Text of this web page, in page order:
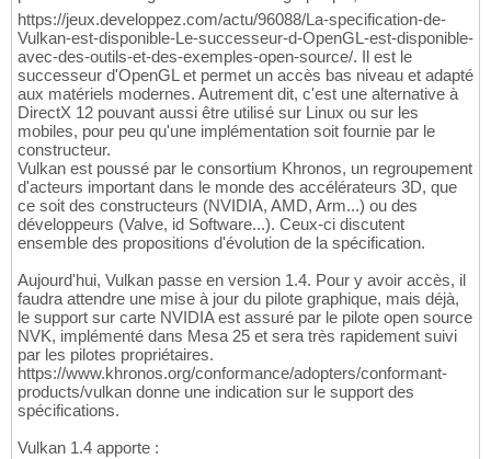
https://jeux.developpez.com/actu/96088/La-specification-de-
Vulkan-est-disponible-Le-successeur-d-OpenGL-est-disponible-
avec-des-outils-et-des-exemples-open-source/. Il est le
successeur d'OpenGL et permet un accès bas niveau et adapté
aux matériels modernes. Autrement dit, c'est une alternative à
DirectX 12 pouvant aussi être utilisé sur Linux ou sur les
mobiles, pour peu qu'une implémentation soit fournie par le
constructeur.
Vulkan est poussé par le consortium Khronos, un regroupement
d'acteurs important dans le monde des accélérateurs 3D, que
ce soit des constructeurs (NVIDIA, AMD, Arm...) ou des
développeurs (Valve, id Software...). Ceux-ci discutent
ensemble des propositions d'évolution de la spécification.
Aujourd'hui, Vulkan passe en version 1.4. Pour y avoir accès, il
faudra attendre une mise à jour du pilote graphique, mais déjà,
le support sur carte NVIDIA est assuré par le pilote open source
NVK, implémenté dans Mesa 25 et sera très rapidement suivi
par les pilotes propriétaires.
https://www.khronos.org/conformance/adopters/conformant-
products/vulkan donne une indication sur le support des
spécifications.
Vulkan 1.4 apporte :